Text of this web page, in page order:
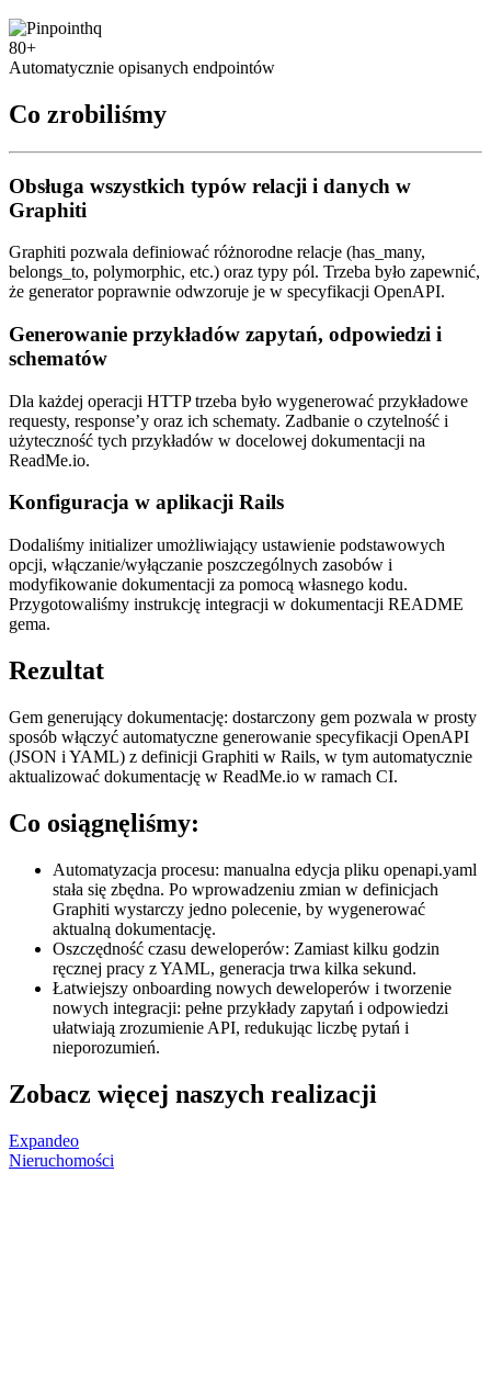
80+
Automatycznie opisanych endpointów
Co zrobiliśmy
Obsługa wszystkich typów relacji i danych w
Graphiti
Graphiti pozwala definiować różnorodne relacje (has_many,
belongs_to, polymorphic, etc.) oraz typy pól. Trzeba było zapewnić,
że generator poprawnie odwzoruje je w specyfikacji OpenAPI.
Generowanie przykładów zapytań, odpowiedzi i
schematów
Dla każdej operacji HTTP trzeba było wygenerować przykładowe
requesty, response’y oraz ich schematy. Zadbanie o czytelność i
użyteczność tych przykładów w docelowej dokumentacji na
ReadMe.io.
Konfiguracja w aplikacji Rails
Dodaliśmy initializer umożliwiający ustawienie podstawowych
opcji, włączanie/wyłączanie poszczególnych zasobów i
modyfikowanie dokumentacji za pomocą własnego kodu.
Przygotowaliśmy instrukcję integracji w dokumentacji README
gema.
Rezultat
Gem generujący dokumentację: dostarczony gem pozwala w prosty
sposób włączyć automatyczne generowanie specyfikacji OpenAPI
(JSON i YAML) z definicji Graphiti w Rails, w tym automatycznie
aktualizować dokumentację w ReadMe.io w ramach CI.
Co osiągnęliśmy:
Automatyzacja procesu: manualna edycja pliku openapi.yaml
stała się zbędna. Po wprowadzeniu zmian w definicjach
Graphiti wystarczy jedno polecenie, by wygenerować
aktualną dokumentację.
Oszczędność czasu deweloperów: Zamiast kilku godzin
ręcznej pracy z YAML, generacja trwa kilka sekund.
Łatwiejszy onboarding nowych deweloperów i tworzenie
nowych integracji: pełne przykłady zapytań i odpowiedzi
ułatwiają zrozumienie API, redukując liczbę pytań i
nieporozumień.
Zobacz więcej naszych realizacji
Expandeo
Nieruchomości